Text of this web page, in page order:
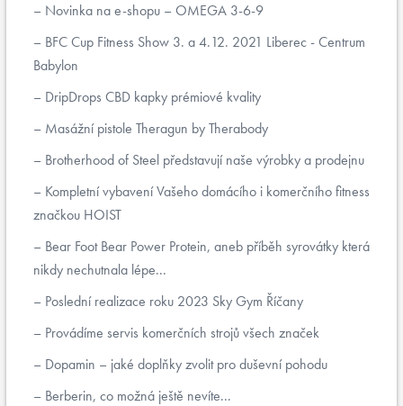
Novinka na e-shopu – OMEGA 3-6-9
BFC Cup Fitness Show 3. a 4.12. 2021 Liberec - Centrum
Babylon
DripDrops CBD kapky prémiové kvality
Masážní pistole Theragun by Therabody
Brotherhood of Steel představují naše výrobky a prodejnu
Kompletní vybavení Vašeho domácího i komerčního fitness
značkou HOIST
Bear Foot Bear Power Protein, aneb příběh syrovátky která
nikdy nechutnala lépe...
Poslední realizace roku 2023 Sky Gym Říčany
Provádíme servis komerčních strojů všech značek
Dopamin – jaké doplňky zvolit pro duševní pohodu
Berberin, co možná ještě nevíte...